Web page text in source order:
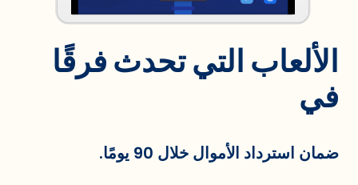
الألعاب التي تحدث فرقًا
في
ضمان استرداد الأموال خلال 90 يومًا.